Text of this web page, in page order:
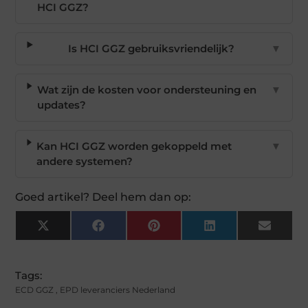
HCI GGZ?
Is HCI GGZ gebruiksvriendelijk? ▼
Wat zijn de kosten voor ondersteuning en
updates?
▼
Kan HCI GGZ worden gekoppeld met
andere systemen?
▼
Goed artikel? Deel hem dan op:
X
(Twitter)
FacebookPinterest LinkedIn Email
Tags:
ECD GGZ , EPD leveranciers Nederland